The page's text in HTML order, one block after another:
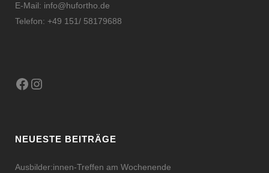
E-Mail: info@hufortho.de
Telefon: +49 151/ 58179688
Facebook
Instagram
NEUESTE BEITRÄGE
Ausbilder:innen-Treffen am Wochenende